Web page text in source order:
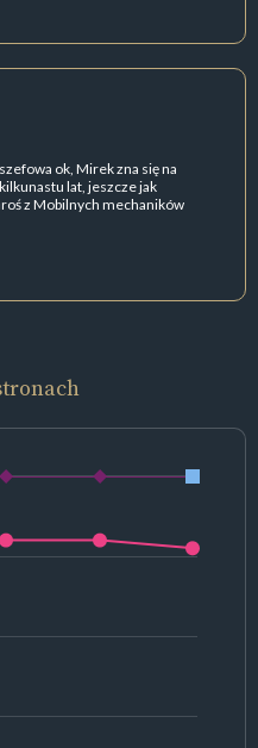
ok, Mirek zna się na
lat, jeszcze jak
z Mobilnych mechaników